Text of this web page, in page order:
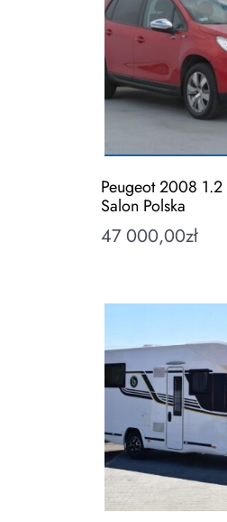
Peugeot 2008 1.2
Salon Polska
47 000,00zł